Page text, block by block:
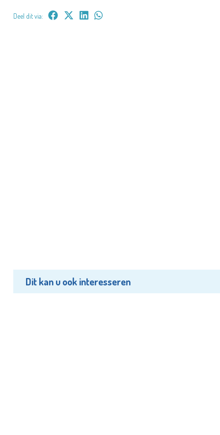
Deel dit via:
Dit kan u ook interesseren